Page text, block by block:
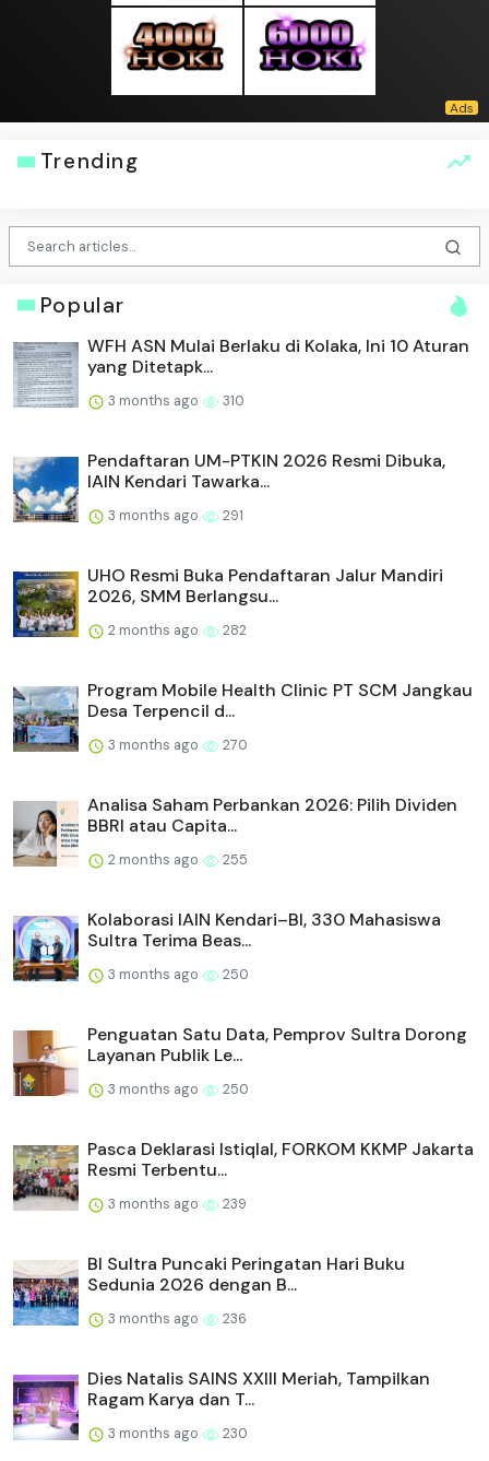
Trending
Popular
WFH ASN Mulai Berlaku di Kolaka, Ini 10 Aturan
yang Ditetapk...
3 months ago 310
Pendaftaran UM-PTKIN 2026 Resmi Dibuka,
IAIN Kendari Tawarka...
3 months ago 291
UHO Resmi Buka Pendaftaran Jalur Mandiri
2026, SMM Berlangsu...
2 months ago 282
Program Mobile Health Clinic PT SCM Jangkau
Desa Terpencil d...
3 months ago 270
Analisa Saham Perbankan 2026: Pilih Dividen
BBRI atau Capita...
2 months ago 255
Kolaborasi IAIN Kendari–BI, 330 Mahasiswa
Sultra Terima Beas...
3 months ago 250
Penguatan Satu Data, Pemprov Sultra Dorong
Layanan Publik Le...
3 months ago 250
Pasca Deklarasi Istiqlal, FORKOM KKMP Jakarta
Resmi Terbentu...
3 months ago 239
BI Sultra Puncaki Peringatan Hari Buku
Sedunia 2026 dengan B...
3 months ago 236
Dies Natalis SAINS XXIII Meriah, Tampilkan
Ragam Karya dan T...
3 months ago 230